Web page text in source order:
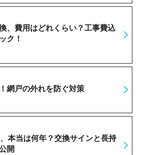
、費用はどれくらい？工事費込
ク！
網戸の外れを防ぐ対策
本当は何年？交換サインと長持
開